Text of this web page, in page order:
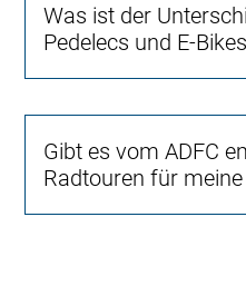
Was ist der
Pedelecs und E-
Gibt es vom ADFC
Radtouren für